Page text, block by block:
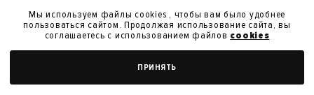
согласие на обработку моих персональных
Мы используем файлы cookies , чтобы вам было удобнее
пользоваться сайтом. Продолжая использование сайта, вы
соглашаетесь с использованием файлов cookies
ПРИНЯТЬ